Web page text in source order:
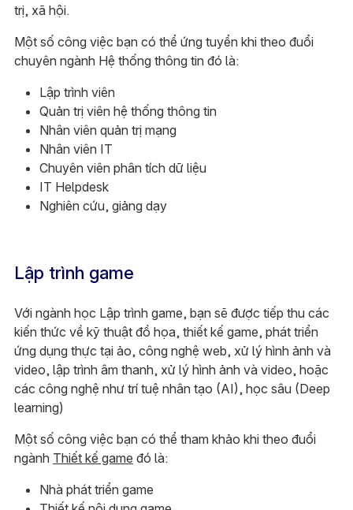
trị, xã hội.
Một số công việc bạn có thể ứng tuyển khi theo đuổi
chuyên ngành Hệ thống thông tin đó là:
Lập trình viên
Quản trị viên hệ thống thông tin
Nhân viên quản trị mạng
Nhân viên IT
Chuyên viên phân tích dữ liệu
IT Helpdesk
Nghiên cứu, giảng dạy
Lập trình game
Với ngành học Lập trình game, bạn sẽ được tiếp thu các
kiến thức về kỹ thuật đồ họa, thiết kế game, phát triển
ứng dụng thực tại ảo, công nghệ web, xử lý hình ảnh và
video, lập trình âm thanh, xử lý hình ảnh và video, hoặc
các công nghệ như trí tuệ nhân tạo (AI), học sâu (Deep
learning)
Một số công việc bạn có thể tham khảo khi theo đuổi
ngành Thiết kế game đó là:
Nhà phát triển game